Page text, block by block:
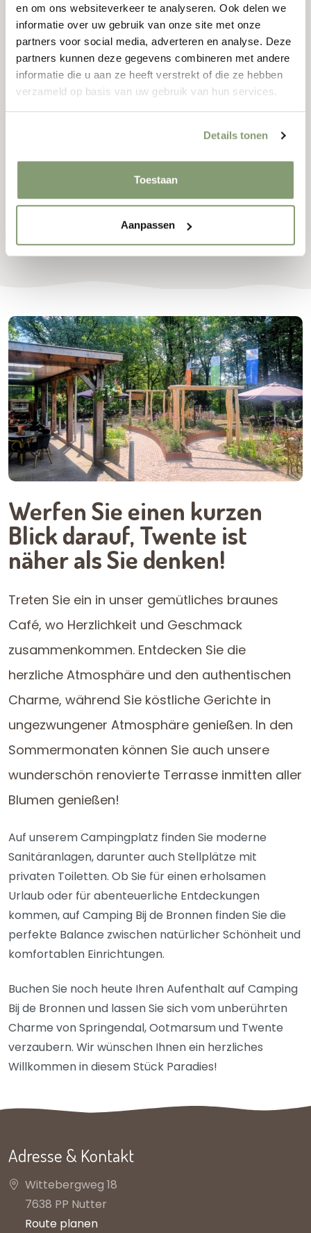
en om ons websiteverkeer te analyseren. Ook delen we
informatie over uw gebruik van onze site met onze
partners voor social media, adverteren en analyse. Deze
partners kunnen deze gegevens combineren met andere
informatie die u aan ze heeft verstrekt of die ze hebben
verzameld op basis van uw gebruik van hun services.
Details tonen
Toestaan
Aanpassen
attraktiven Ferienhäuser für einen unbeschwerten
Aufenthalt in der Natur. Auf Camping Bij de Bronnen
möchten wir Ihnen ein unvergessliches Erlebnis
bieten.
Das Springendal mit seinen plätschernden Bächen,
ausgedehnten Wäldern und sanften Hügeln bietet
Gastronomie und tauchen Sie ein in die reiche Kultur
Werfen Sie einen kurzen
Blick darauf, Twente ist
näher als Sie denken!
Treten Sie ein in unser gemütliches braunes
Café, wo Herzlichkeit und Geschmack
zusammenkommen. Entdecken Sie die
herzliche Atmosphäre und den authentischen
Charme, während Sie köstliche Gerichte in
ungezwungener Atmosphäre genießen. In den
Sommermonaten können Sie auch unsere
wunderschön renovierte Terrasse inmitten aller
Blumen genießen!
Auf unserem Campingplatz finden Sie moderne
Sanitäranlagen, darunter auch Stellplätze mit
privaten Toiletten. Ob Sie für einen erholsamen
Urlaub oder für abenteuerliche Entdeckungen
kommen, auf Camping Bij de Bronnen finden Sie die
perfekte Balance zwischen natürlicher Schönheit und
komfortablen Einrichtungen.
Buchen Sie noch heute Ihren Aufenthalt auf Camping
Bij de Bronnen und lassen Sie sich vom unberührten
Charme von Springendal, Ootmarsum und Twente
verzaubern. Wir wünschen Ihnen ein herzliches
Willkommen in diesem Stück Paradies!
Adresse & Kontakt
Wittebergweg 18
7638 PP Nutter
Route planen